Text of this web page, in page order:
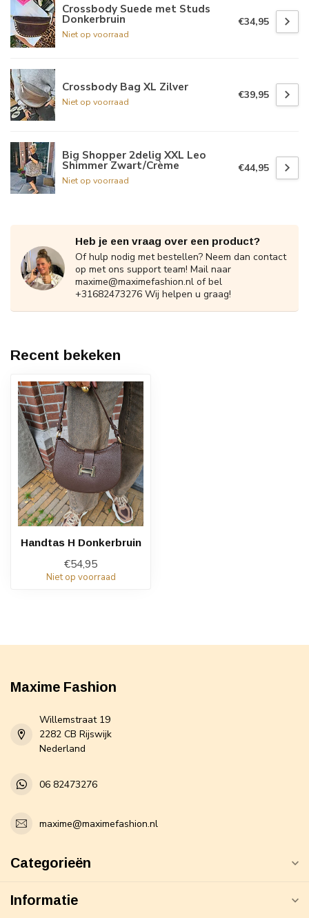
Crossbody Suede met Studs
Donkerbruin
Niet op voorraad
€34,95
Crossbody Bag XL Zilver
Niet op voorraad
€39,95
Big Shopper 2delig XXL Leo
Shimmer Zwart/Crème
Niet op voorraad
€44,95
Heb je een vraag over een product?
Of hulp nodig met bestellen? Neem dan contact
op met ons support team! Mail naar
maxime@maximefashion.nl of bel
+31682473276 Wij helpen u graag!
Recent bekeken
Handtas H Donkerbruin
€54,95
Niet op voorraad
Maxime Fashion
Willemstraat 19
2282 CB Rijswijk
Nederland
06 82473276
maxime@maximefashion.nl
Categorieën
Informatie